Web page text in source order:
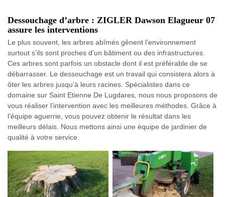
Dessouchage d’arbre : ZIGLER Dawson Elagueur 07
assure les interventions
Le plus souvent, les arbres abîmés gênent l’environnement
surtout s’ils sont proches d’un bâtiment ou des infrastructures.
Ces arbres sont parfois un obstacle dont il est préférable de se
débarrasser. Le dessouchage est un travail qui consistera alors à
ôter les arbres jusqu’à leurs racines. Spécialistes dans ce
domaine sur Saint Etienne De Lugdares, nous nous proposons de
vous réaliser l’intervention avec les meilleures méthodes. Grâce à
l’équipe aguerrie, vous pouvez obtenir le résultat dans les
meilleurs délais. Nous mettons ainsi une équipe de jardinier de
qualité à votre service.